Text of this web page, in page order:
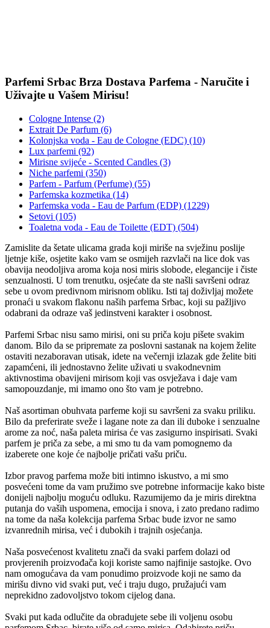
Parfemi Srbac Brza Dostava Parfema - Naručite i
Uživajte u Vašem Mirisu!
Cologne Intense (2)
Extrait De Parfum (6)
Kolonjska voda - Eau de Cologne (EDC) (10)
Lux parfemi (92)
Mirisne svijeće - Scented Candles (3)
Niche parfemi (350)
Parfem - Parfum (Perfume) (55)
Parfemska kozmetika (14)
Parfemska voda - Eau de Parfum (EDP) (1229)
Setovi (105)
Toaletna voda - Eau de Toilette (EDT) (504)
Zamislite da šetate ulicama grada koji miriše na svježinu poslije
ljetnje kiše, osjetite kako vam se osmijeh razvlači na lice dok vas
obavija neodoljiva aroma koja nosi miris slobode, elegancije i čiste
senzualnosti. U tom trenutku, osjećate da ste našli savršeni odraz
sebe u ovom predivnom mirisnom obliku. Isti taj doživljaj možete
pronaći u svakom flakonu naših parfema Srbac, koji su pažljivo
odabrani da odraze vaš jedinstveni karakter i osobnost.
Parfemi Srbac nisu samo mirisi, oni su priča koju pišete svakim
danom. Bilo da se pripremate za poslovni sastanak na kojem želite
ostaviti nezaboravan utisak, idete na večernji izlazak gde želite biti
zapamćeni, ili jednostavno želite uživati u svakodnevnim
aktivnostima obavijeni mirisom koji vas osvježava i daje vam
samopouzdanje, mi imamo ono što vam je potrebno.
Naš asortiman obuhvata parfeme koji su savršeni za svaku priliku.
Bilo da preferirate sveže i lagane note za dan ili duboke i senzualne
arome za noć, naša paleta mirisa će vas zasigurno inspirisati. Svaki
parfem je priča za sebe, a mi smo tu da vam pomognemo da
izaberete one koje će najbolje pričati vašu priču.
Izbor pravog parfema može biti intimno iskustvo, a mi smo
posvećeni tome da vam pružimo sve potrebne informacije kako biste
donijeli najbolju moguću odluku. Razumijemo da je miris direktna
putanja do vaših uspomena, emocija i snova, i zato predano radimo
na tome da naša kolekcija parfema Srbac bude izvor ne samo
izvanrednih mirisa, već i dubokih i trajnih osjećanja.
Naša posvećenost kvalitetu znači da svaki parfem dolazi od
provjerenih proizvođača koji koriste samo najfinije sastojke. Ovo
nam omogućava da vam ponudimo proizvode koji ne samo da
mirišu divno vid svaki put, već i traju dugo, pružajući vam
neprekidno zadovoljstvo tokom cijelog dana.
Svaki put kada odlučite da obradujete sebe ili voljenu osobu